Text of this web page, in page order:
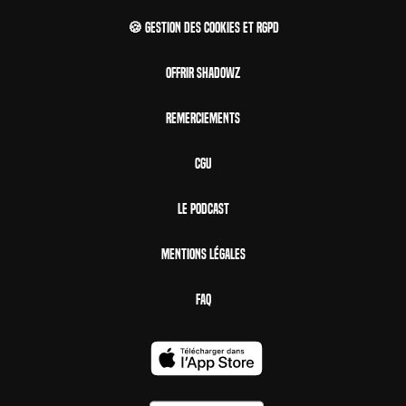
🍪 Gestion des cookies et RGPD
Offrir Shadowz
Remerciements
CGU
Le Podcast
Mentions Légales
FAQ